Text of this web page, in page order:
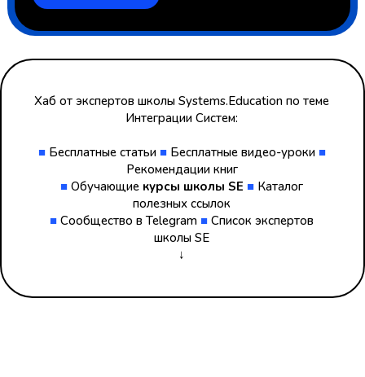
Хаб от экспертов школы Systems.Education по теме
Интеграции Систем:
■ Бесплатные статьи ■ Бесплатные видео-уроки ■
Рекомендации книг
■ Обучающие курсы школы SE ■ Каталог
полезных ссылок
■ Сообщество в Telegram ■ Список экспертов
школы SE
↓